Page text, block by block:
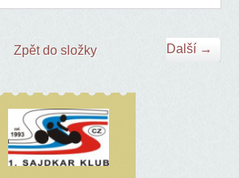
Další →
Zpět do složky